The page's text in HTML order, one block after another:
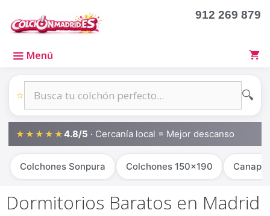
contenido
912 269 879
Menú
⭐ 🔍
★★★★★4.8/5 · Cercanía local = Mejor descanso
Colchones Sonpura Colchones 150x190
Dormitorios Baratos en Madrid